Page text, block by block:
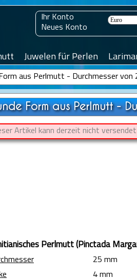
Ihr Konto
Neues Konto
Juwelen für Perlen
aus Perlmutt - Durchmesser von
Form aus Perlmutt -
Artikel kann derzeit nicht
Perlmutt (Pinctada
25 mm
4 mm